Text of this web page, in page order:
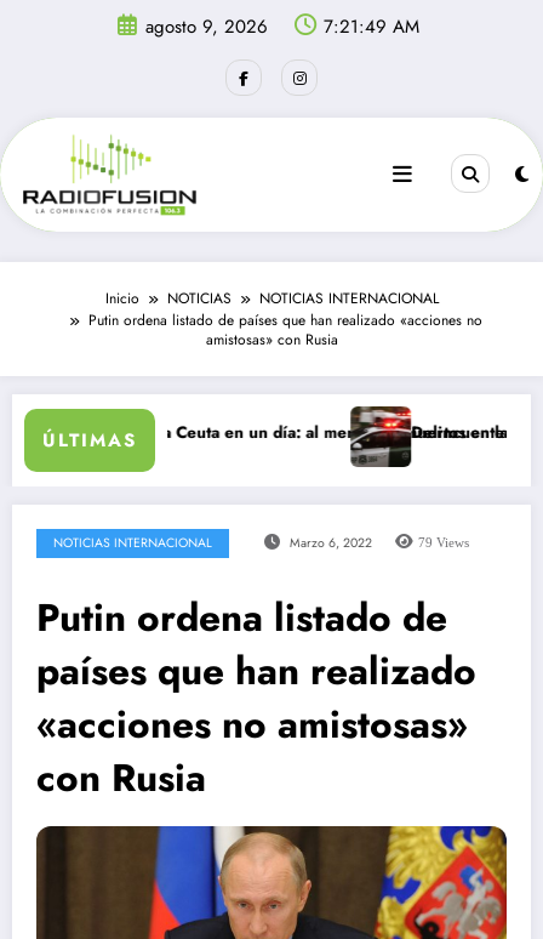
agosto 9, 2026 7:21:49 AM
Inicio NOTICIAS
NOTICIAS INTERNACIONAL
Putin ordena listado de países que han realizado «acciones no
amistosas» con Rusia
ÚLTIMAS
ingresan a Ceuta en un día: al menos 34 muertos en la crisis.
Delincuentes matan a
NOTICIAS INTERNACIONAL Marzo 6, 2022 79 Views
Putin ordena listado de
países que han realizado
«acciones no amistosas»
con Rusia